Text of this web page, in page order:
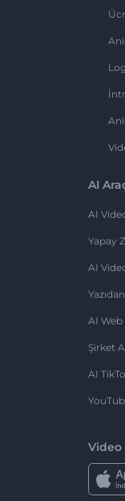
AI
AI
Yapay
AI
AI Web
Şirket
AI
Video